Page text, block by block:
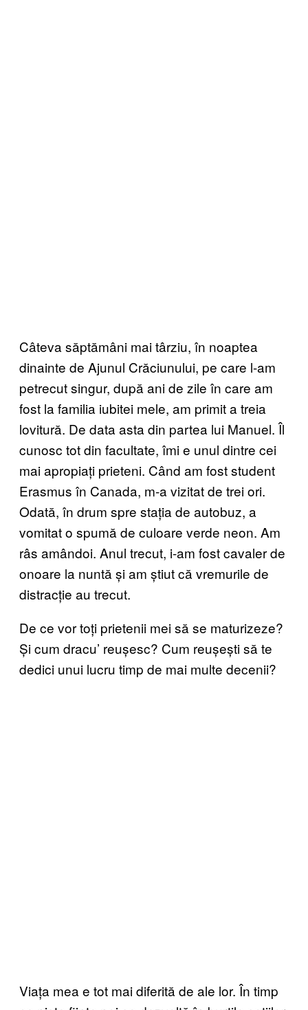
Câteva săptămâni mai târziu, în noaptea
dinainte de Ajunul Crăciunului, pe care l-am
petrecut singur, după ani de zile în care am
fost la familia iubitei mele, am primit a treia
lovitură. De data asta din partea lui Manuel. Îl
cunosc tot din facultate, îmi e unul dintre cei
mai apropiați prieteni. Când am fost student
Erasmus în Canada, m-a vizitat de trei ori.
Odată, în drum spre stația de autobuz, a
vomitat o spumă de culoare verde neon. Am
râs amândoi. Anul trecut, i-am fost cavaler de
onoare la nuntă și am știut că vremurile de
distracție au trecut.
De ce vor toți prietenii mei să se maturizeze?
Și cum dracu’ reușesc? Cum reușești să te
dedici unui lucru timp de mai multe decenii?
Viața mea e tot mai diferită de ale lor. În timp